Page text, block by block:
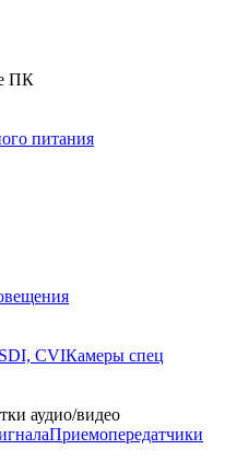
ПК
питания
CVIКамеры спец
аудио/видео
Приемопередатчики